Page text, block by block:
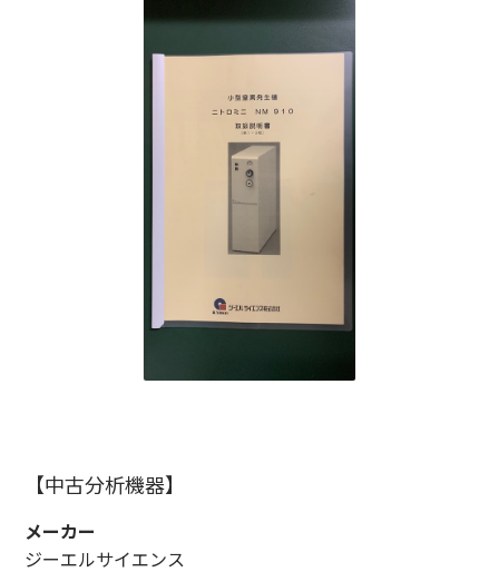
【中古分析機器】
メーカー
ジーエルサイエンス